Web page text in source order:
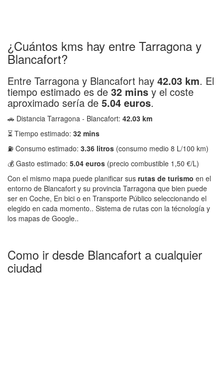
¿Cuántos kms hay entre Tarragona y
Blancafort?
Entre Tarragona y Blancafort hay 42.03 km. El
tiempo estimado es de 32 minsy el coste
aproximado sería de 5.04 euros.
🚗 Distancia Tarragona - Blancafort: 42.03 km
⏳ Tiempo estimado: 32 mins
⛽ Consumo estimado: 3.36 litros (consumo medio 8 L/100 km)
💰 Gasto estimado: 5.04 euros (precio combustible 1,50 €/L)
Con el mismo mapa puede planificar sus rutas de turismo en el
entorno de Blancafort y su provincia Tarragona que bien puede
ser en Coche, En bici o en Transporte Público seleccionando el
elegido en cada momento.. Sistema de rutas con la técnología y
los mapas de Google..
Como ir desde Blancafort a cualquier
ciudad